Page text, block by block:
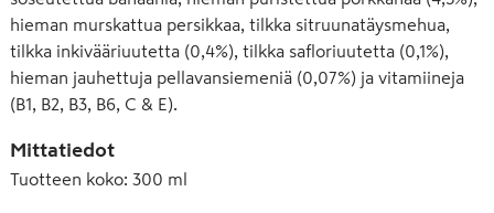
hieman murskattua persikkaa, tilkka sitruunatäysmehua,
tilkka inkivääriuutetta (0,4%), tilkka safloriuutetta (0,1%),
hieman jauhettuja pellavansiemeniä (0,07%) ja vitamiineja
(B1, B2, B3, B6, C & E).
Mittatiedot
Tuotteen koko: 300 ml